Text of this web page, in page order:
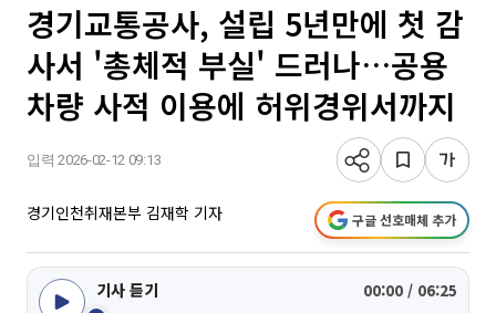
경기교통공사, 설립 5년만에 첫 감
사서 '총체적 부실' 드러나…공용
차량 사적 이용에 허위경위서까지
입력 2026-02-12 09:13
경기인천취재본부 김재학 기자 구글 선호매체 추가
기사 듣기 00:00 / 06:25